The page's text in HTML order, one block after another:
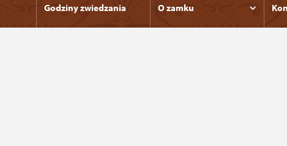
Godziny zwiedzania O zamku